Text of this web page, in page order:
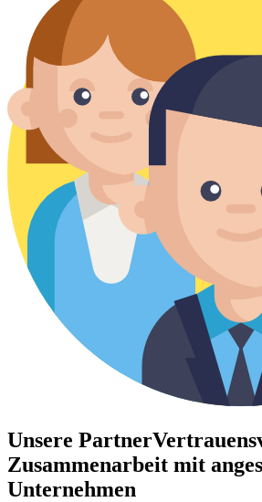
Unsere Partner
Zusammenarbeit mit
Unternehmen